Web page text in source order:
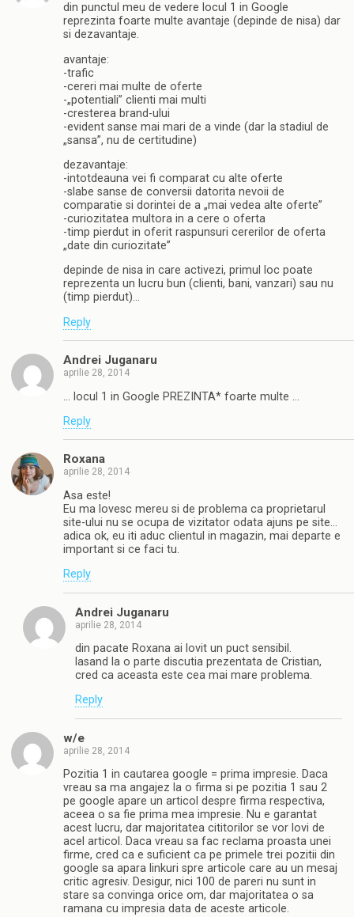
din punctul meu de vedere locul 1 in Google
reprezinta foarte multe avantaje (depinde de nisa) dar
si dezavantaje.
avantaje:
-trafic
-cereri mai multe de oferte
-„potentiali” clienti mai multi
-cresterea brand-ului
-evident sanse mai mari de a vinde (dar la stadiul de
„sansa”, nu de certitudine)
dezavantaje:
-intotdeauna vei fi comparat cu alte oferte
-slabe sanse de conversii datorita nevoii de
comparatie si dorintei de a „mai vedea alte oferte”
-curiozitatea multora in a cere o oferta
-timp pierdut in oferit raspunsuri cererilor de oferta
„date din curiozitate”
depinde de nisa in care activezi, primul loc poate
reprezenta un lucru bun (clienti, bani, vanzari) sau nu
(timp pierdut)…
Reply
Andrei Juganaru
aprilie 28, 2014
… locul 1 in Google PREZINTA* foarte multe …
Reply
Roxana
aprilie 28, 2014
Asa este!
Eu ma lovesc mereu si de problema ca proprietarul
site-ului nu se ocupa de vizitator odata ajuns pe site…
adica ok, eu iti aduc clientul in magazin, mai departe e
important si ce faci tu.
Reply
Andrei Juganaru
aprilie 28, 2014
din pacate Roxana ai lovit un puct sensibil.
lasand la o parte discutia prezentata de Cristian,
cred ca aceasta este cea mai mare problema.
Reply
w/e
aprilie 28, 2014
Pozitia 1 in cautarea google = prima impresie. Daca
vreau sa ma angajez la o firma si pe pozitia 1 sau 2
pe google apare un articol despre firma respectiva,
aceea o sa fie prima mea impresie. Nu e garantat
acest lucru, dar majoritatea cititorilor se vor lovi de
acel articol. Daca vreau sa fac reclama proasta unei
firme, cred ca e suficient ca pe primele trei pozitii din
google sa apara linkuri spre articole care au un mesaj
critic agresiv. Desigur, nici 100 de pareri nu sunt in
stare sa convinga orice om, dar majoritatea o sa
ramana cu impresia data de aceste articole.